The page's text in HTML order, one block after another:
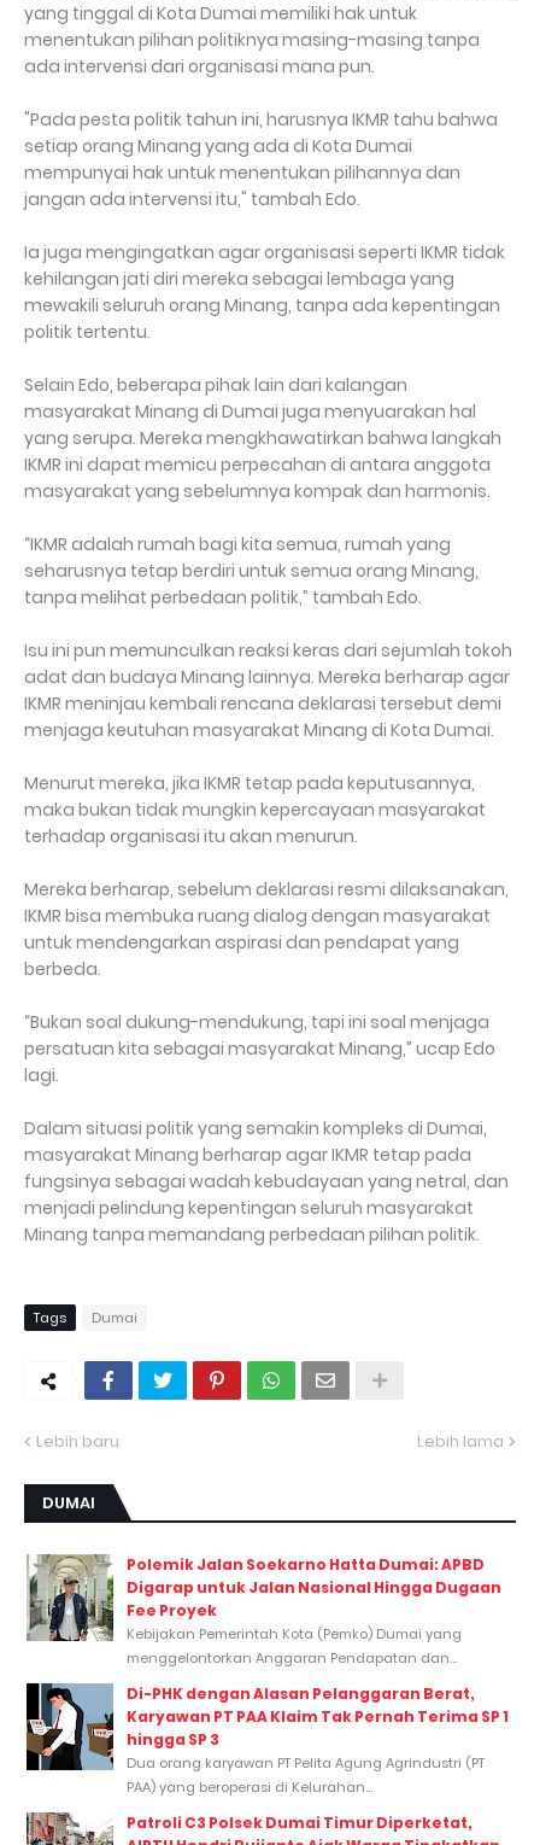
yang tinggal di Kota Dumai memiliki hak untuk
menentukan pilihan politiknya masing-masing tanpa
ada intervensi dari organisasi mana pun.
"Pada pesta politik tahun ini, harusnya IKMR tahu bahwa
setiap orang Minang yang ada di Kota Dumai
mempunyai hak untuk menentukan pilihannya dan
jangan ada intervensi itu," tambah Edo.
Ia juga mengingatkan agar organisasi seperti IKMR tidak
kehilangan jati diri mereka sebagai lembaga yang
mewakili seluruh orang Minang, tanpa ada kepentingan
politik tertentu.
Selain Edo, beberapa pihak lain dari kalangan
masyarakat Minang di Dumai juga menyuarakan hal
yang serupa. Mereka mengkhawatirkan bahwa langkah
IKMR ini dapat memicu perpecahan di antara anggota
masyarakat yang sebelumnya kompak dan harmonis.
“IKMR adalah rumah bagi kita semua, rumah yang
seharusnya tetap berdiri untuk semua orang Minang,
tanpa melihat perbedaan politik,” tambah Edo.
Isu ini pun memunculkan reaksi keras dari sejumlah tokoh
adat dan budaya Minang lainnya. Mereka berharap agar
IKMR meninjau kembali rencana deklarasi tersebut demi
menjaga keutuhan masyarakat Minang di Kota Dumai.
Menurut mereka, jika IKMR tetap pada keputusannya,
maka bukan tidak mungkin kepercayaan masyarakat
terhadap organisasi itu akan menurun.
Mereka berharap, sebelum deklarasi resmi dilaksanakan,
IKMR bisa membuka ruang dialog dengan masyarakat
untuk mendengarkan aspirasi dan pendapat yang
berbeda.
“Bukan soal dukung-mendukung, tapi ini soal menjaga
persatuan kita sebagai masyarakat Minang,” ucap Edo
lagi.
Dalam situasi politik yang semakin kompleks di Dumai,
masyarakat Minang berharap agar IKMR tetap pada
fungsinya sebagai wadah kebudayaan yang netral, dan
menjadi pelindung kepentingan seluruh masyarakat
Minang tanpa memandang perbedaan pilihan politik.
Tags Dumai
Lebih baru Lebih lama
DUMAI
Polemik Jalan Soekarno Hatta Dumai: APBD
Digarap untuk Jalan Nasional Hingga Dugaan
Fee Proyek
Kebijakan Pemerintah Kota (Pemko) Dumai yang
menggelontorkan Anggaran Pendapatan dan...
Di-PHK dengan Alasan Pelanggaran Berat,
Karyawan PT PAA Klaim Tak Pernah Terima SP 1
hingga SP 3
Dua orang karyawan PT Pelita Agung Agrindustri (PT
PAA) yang beroperasi di Kelurahan...
Patroli C3 Polsek Dumai Timur Diperketat,